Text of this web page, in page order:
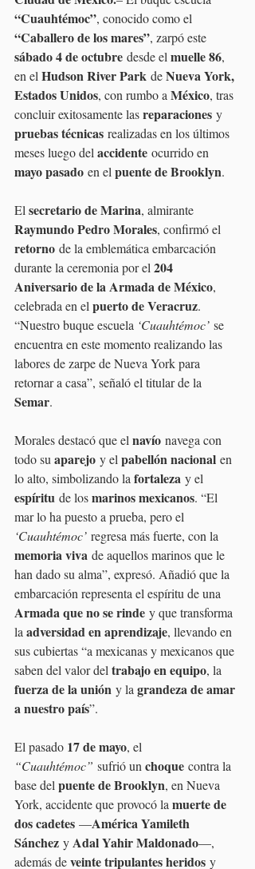
“Cuauhtémoc”, conocido como el
“Caballero de los mares”, zarpó este
sábado 4 de octubre desde el muelle 86,
en el Hudson River Park de Nueva York,
Estados Unidos, con rumbo a México, tras
concluir exitosamente las reparaciones y
pruebas técnicas realizadas en los últimos
meses luego del accidente ocurrido en
mayo pasado en el puente de Brooklyn.
El secretario de Marina, almirante
Raymundo Pedro Morales, confirmó el
retorno de la emblemática embarcación
durante la ceremonia por el 204
Aniversario de la Armada de México,
celebrada en el puerto de Veracruz.
“Nuestro buque escuela ‘Cuauhtémoc’ se
encuentra en este momento realizando las
labores de zarpe de Nueva York para
retornar a casa”, señaló el titular de la
Semar.
Morales destacó que el navío navega con
todo su aparejo y el pabellón nacional en
lo alto, simbolizando la fortaleza y el
espíritu de los marinos mexicanos. “El
mar lo ha puesto a prueba, pero el
‘Cuauhtémoc’ regresa más fuerte, con la
memoria viva de aquellos marinos que le
han dado su alma”, expresó. Añadió que la
embarcación representa el espíritu de una
Armada que no se rinde y que transforma
la adversidad en aprendizaje, llevando en
sus cubiertas “a mexicanas y mexicanos que
saben del valor del trabajo en equipo, la
fuerza de la unión y la grandeza de amar
a nuestro país”.
El pasado 17 de mayo, el
“Cuauhtémoc” sufrió un choque contra la
base del puente de Brooklyn, en Nueva
York, accidente que provocó la muerte de
dos cadetes —América Yamileth
Sánchez y Adal Yahir Maldonado—,
además de veinte tripulantes heridos y